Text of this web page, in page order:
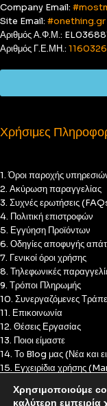
Company Email:
Site Email: #onething.gr
Αριθμός Α.Φ.Μ.:
Αριθμός Γ.Ε.ΜΗ.:
Χρήσιμες
1. Όροι παροχής
2. Ακύρωση παραγγελίας
3. Συχνές ερωτήσεις
4. Πολιτική επιστροφών
5. Εγγύηση Προϊόντων
6. Οδηγίες αποφυγής
7. Γενικοί όροι χρήσης
8. Τηλεφωνικές
9. Τρόποι Πληρωμής
10. Συνεργαζόμενες
11. Επικοινωνία
12. Θέσεις Εργασίας
13. Ποιοι είμαστε
14. Το Blog μας (Νέα και
15. Εγχειρίδια χρήσης
17. Πολιτική Cookies
Χρησιμοποιούμε
καλύτερη